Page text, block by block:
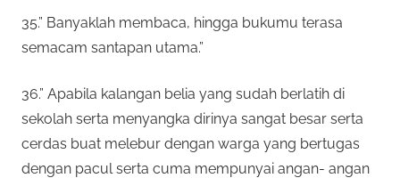
35.” Banyaklah membaca, hingga bukumu terasa
semacam santapan utama.”
36.” Apabila kalangan belia yang sudah berlatih di
sekolah serta menyangka dirinya sangat besar serta
cerdas buat melebur dengan warga yang bertugas
dengan pacul serta cuma mempunyai angan- angan